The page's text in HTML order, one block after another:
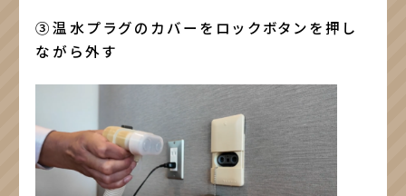
③温水プラグのカバーをロックボタンを押し
ながら外す